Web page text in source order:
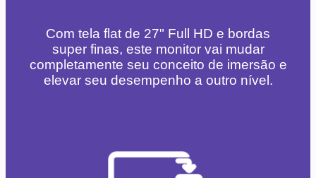
Com tela flat de 27" Full HD e bordas
super finas, este monitor vai mudar
completamente seu conceito de imersão e
elevar seu desempenho a outro nível.